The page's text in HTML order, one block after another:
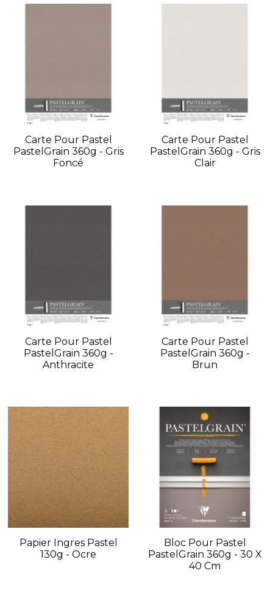
Carte Pour Pastel
PastelGrain 360g - Gris
Foncé
Carte Pour Pastel
PastelGrain 360g - Gris
Clair
Carte Pour Pastel
PastelGrain 360g -
Anthracite
Carte Pour Pastel
PastelGrain 360g -
Brun
Papier Ingres Pastel
130g - Ocre
Bloc Pour Pastel
PastelGrain 360g - 30 X
40 Cm